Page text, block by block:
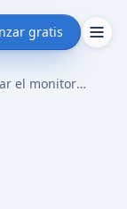
gratis
Cómo configurar el monitoreo de competidores en dropshipping con AI